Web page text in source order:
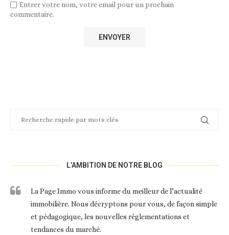
Entrer votre nom, votre email pour un prochain
commentaire.
L’AMBITION DE NOTRE BLOG
La Page Immo vous informe du meilleur de l’actualité
immobilière. Nous décryptons pour vous, de façon simple
et pédagogique, les nouvelles réglementations et
tendances du marché.